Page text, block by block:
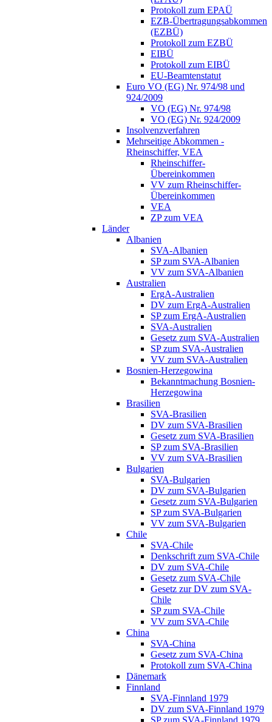
Protokoll zum EPAÜ
EZB-Übertragungsabkommen
(EZBÜ)
Protokoll zum EZBÜ
EIBÜ
Protokoll zum EIBÜ
EU-Beamtenstatut
Euro VO (EG) Nr. 974/98 und
924/2009
VO (EG) Nr. 974/98
VO (EG) Nr. 924/2009
Insolvenzverfahren
Mehrseitige Abkommen -
Rheinschiffer, VEA
Rheinschiffer-
Übereinkommen
VV zum Rheinschiffer-
Übereinkommen
VEA
ZP zum VEA
Länder
Albanien
SVA-Albanien
SP zum SVA-Albanien
VV zum SVA-Albanien
Australien
ErgA-Australien
DV zum ErgA-Australien
SP zum ErgA-Australien
SVA-Australien
Gesetz zum SVA-Australien
SP zum SVA-Australien
VV zum SVA-Australien
Bosnien-Herzegowina
Bekanntmachung Bosnien-
Herzegowina
Brasilien
SVA-Brasilien
DV zum SVA-Brasilien
Gesetz zum SVA-Brasilien
SP zum SVA-Brasilien
VV zum SVA-Brasilien
Bulgarien
SVA-Bulgarien
DV zum SVA-Bulgarien
Gesetz zum SVA-Bulgarien
SP zum SVA-Bulgarien
VV zum SVA-Bulgarien
Chile
SVA-Chile
Denkschrift zum SVA-Chile
DV zum SVA-Chile
Gesetz zum SVA-Chile
Gesetz zur DV zum SVA-
Chile
SP zum SVA-Chile
VV zum SVA-Chile
China
SVA-China
Gesetz zum SVA-China
Protokoll zum SVA-China
Dänemark
Finnland
SVA-Finnland 1979
DV zum SVA-Finnland 1979
SP zum SVA-Finnland 1979